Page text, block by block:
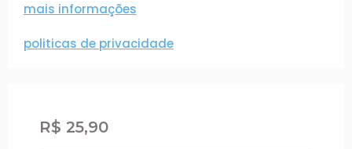
mais informações
politicas de privacidade
R$ 25,90